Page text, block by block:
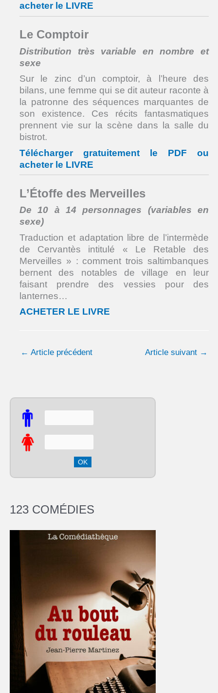
acheter le LIVRE
Le Comptoir
Distribution très variable en nombre et
sexe
Sur le zinc d’un comptoir, à l’heure des
bilans, une femme qui se dit auteur raconte à
la patronne des séquences marquantes de
son existence. Ces récits fantasmatiques
prennent vie sur la scène dans la salle du
bistrot.
Télécharger gratuitement le PDF ou
acheter le LIVRE
L’Étoffe des Merveilles
De 10 à 14 personnages (variables en
sexe)
Traduction et adaptation libre de l’intermède
de Cervantès intitulé « Le Retable des
Merveilles » : comment trois saltimbanques
bernent des notables de village en leur
faisant prendre des vessies pour des
lanternes…
ACHETER LE LIVRE
← Article précédent Article suivant →
123 COMÉDIES